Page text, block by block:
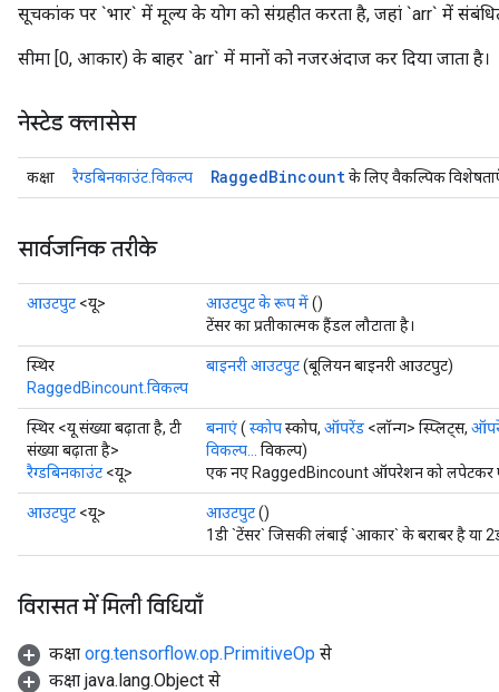
सूचकांक पर `भार` में मूल्य के योग को संग्रहीत करता है, जहां `arr` में
सीमा [0, आकार) के बाहर `arr` में मानों को नजरअंदाज कर दिया जाता है।
नेस्टेड क्लासेस
कक्षा रैग्डबिनकाउंट.विकल्प RaggedBincountके लिए वैकल्पिक
सार्वजनिक तरीके
आउटपुट <यू> आउटपुट के रूप में()
टेंसर का प्रतीकात्मक हैंडल लौटाता है।
स्थिर
RaggedBincount.विकल्प
बाइनरी आउटपुट(बूलियन बाइनरी आउटपुट)
स्थिर <यू संख्या बढ़ाता है, टी
संख्या बढ़ाता है>
रैग्डबिनकाउंट <यू>
बनाएं( स्कोपस्कोप, ऑपरेंड <लॉन्ग> स्प्लिट्स,
विकल्प...
विकल्प)
एक नए RaggedBincount ऑपरेशन को लपेटकर
आउटपुट <यू> आउटपुट()
1डी `टेंसर` जिसकी लंबाई `आकार` के बराबर है या
विरासत में मिली विधियाँ
कक्षा org.tensorflow.op.PrimitiveOp से
कक्षा java.lang.Object से